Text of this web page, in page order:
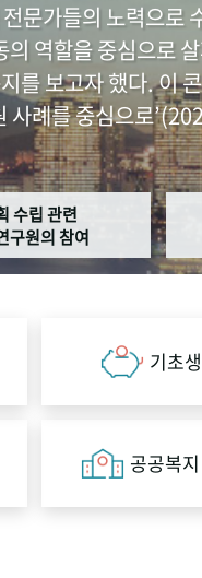
문가들의 노력으
역할을 중심으로
를 보고자 했다. 이
례를 중심으로
수립 관련
구원의 참여
기초
공공복